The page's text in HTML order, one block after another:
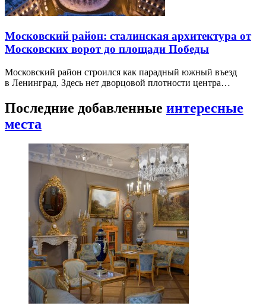
Московский район: сталинская архитектура от
Московских ворот до площади Победы
Московский район строился как парадный южный въезд
в Ленинград. Здесь нет дворцовой плотности центра…
Последние добавленные интересные
места